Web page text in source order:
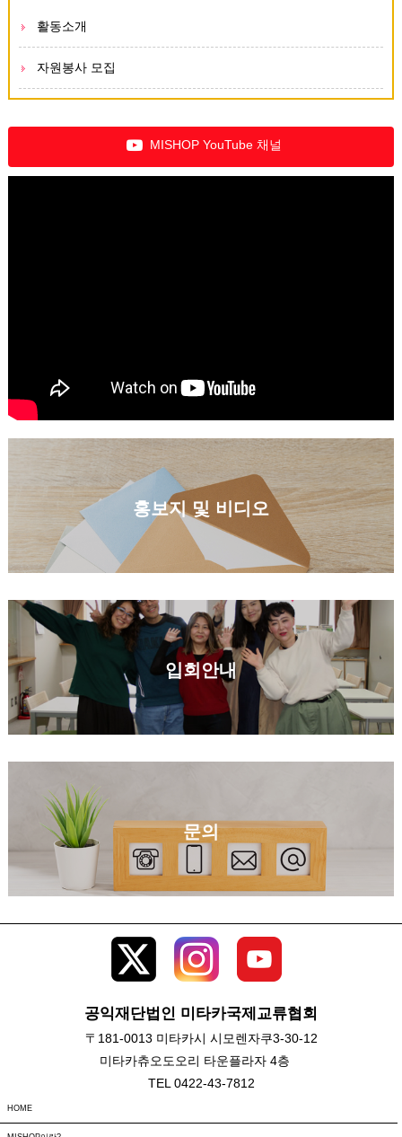
활동소개
자원봉사 모집
MISHOP YouTube 채널
홍보지 및 비디오
입회안내
문의
공익재단법인 미타카국제교류협회
〒181-0013 미타카시 시모렌자쿠3-30-12
미타카츄오도오리 타운플라자 4층
TEL 0422-43-7812
HOME